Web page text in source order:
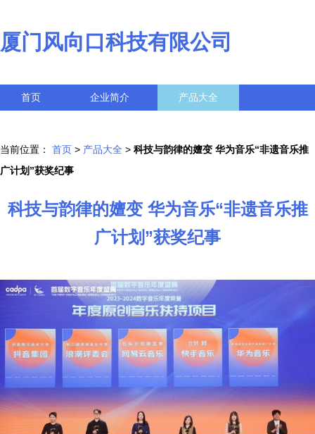
厦门风向口科技有限公司
首页 企业简介 产品大全
当前位置： 首页 > 产品大全 > 科技与韵律的嬗变 华为音乐“非遗音乐推
广计划”获奖纪事
科技与韵律的嬗变 华为音乐“非遗音乐推
广计划”获奖纪事